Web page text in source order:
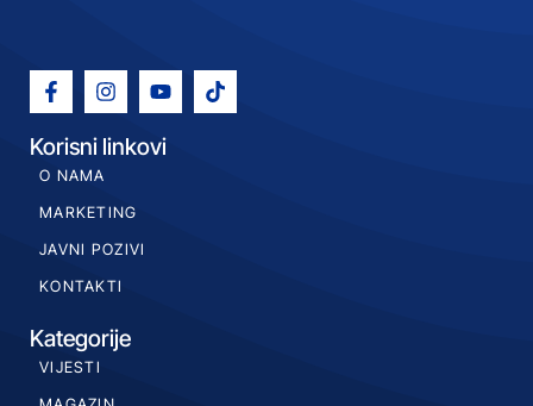
Korisni linkovi
O NAMA
MARKETING
JAVNI POZIVI
KONTAKTI
Kategorije
VIJESTI